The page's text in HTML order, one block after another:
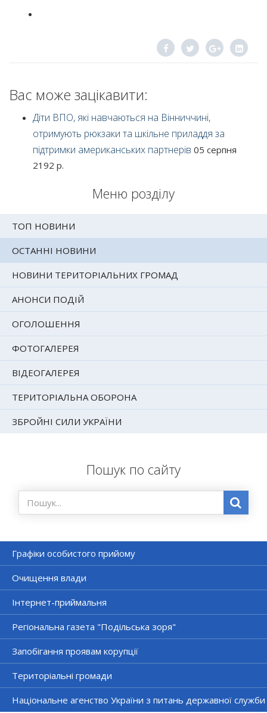
Меню розділу
ТОП НОВИНИ
ОСТАННІ НОВИНИ
НОВИНИ ТЕРИТОРІАЛЬНИХ ГРОМАД
АНОНСИ ПОДІЙ
ОГОЛОШЕННЯ
ФОТОГАЛЕРЕЯ
ВІДЕОГАЛЕРЕЯ
ТЕРИТОРІАЛЬНА ОБОРОНА
ЗБРОЙНІ СИЛИ УКРАЇНИ
Пошук по сайту
Графіки особистого прийому
Очищення влади
Інтернет-приймальня
Регіональна газета "Подільська зоря"
Запобігання проявам корупції
Територіальні громади
Національне агенство України з питань державної служби
Вас може зацікавити:
Діти ВПО, які навчаються на Вінниччині,
отримують рюкзаки та шкільне приладдя за
підтримки американських партнерів 05 серпня
2192 р.